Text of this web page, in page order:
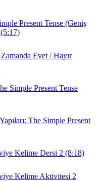
Present Tense (Geniş
Evet / Hayır
Simple Present Tense
The Simple Present
Kelime Dersi 2 (8:18)
Kelime Aktivitesi 2